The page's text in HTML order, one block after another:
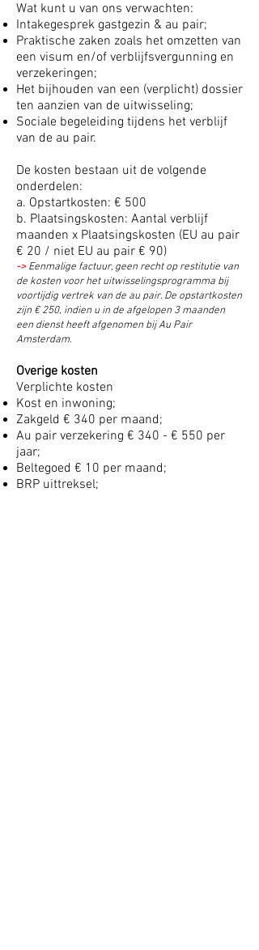
Wat kunt u van ons verwachten:
Intakegesprek gastgezin & au pair;
Praktische zaken zoals het omzetten van
een visum en/of verblijfsvergunning en
verzekeringen;
Het bijhouden van een (verplicht) dossier
ten aanzien van de uitwisseling;
Sociale begeleiding tijdens het verblijf
van de au pair.
De kosten bestaan uit de volgende
onderdelen:
a. Opstartkosten: € 500
b. Plaatsingskosten: Aantal verblijf
maanden x Plaatsingskosten (EU au pair
€ 20 / niet EU au pair € 90)
->Eenmalige factuur, geen recht op restitutie van
de kosten voor het uitwisselingsprogramma bij
voortijdig vertrek van de au pair. De opstartkosten
zijn € 250, indien u in de afgelopen 3maanden
een dienst heeft afgenomen bij Au Pair
Amsterdam.
Overige kosten
Verplichte kosten
Kost en inwoning;
Zakgeld € 340 per maand;
Au pair verzekering € 340 - € 550 per
jaar;
Beltegoed € 10 per maand;
BRP uittreksel;